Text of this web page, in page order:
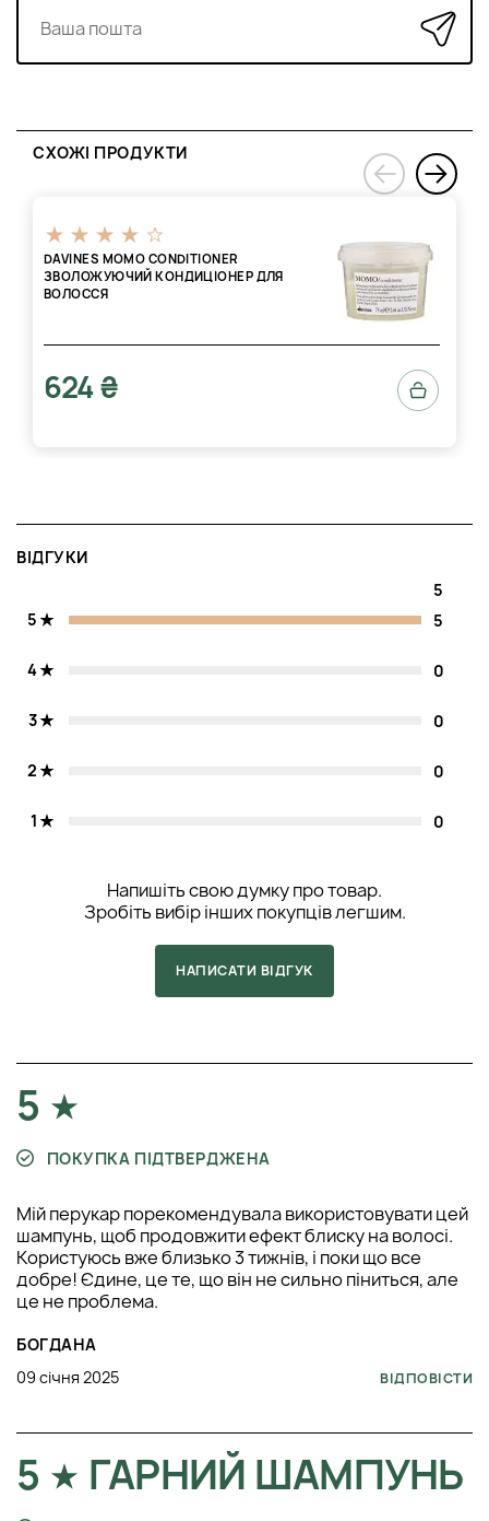
СХОЖІ ПРОДУКТИ
DAVINES MOMO CONDITIONER
ЗВОЛОЖУЮЧИЙ КОНДИЦІОНЕР ДЛЯ
ВОЛОССЯ
624 ₴
‹
›
ВІДГУКИ
5
5
5
4 0
3 0
2 0
1 0
Напишіть свою думку про товар.
Зробіть вибір інших покупців легшим.
НАПИСАТИ ВІДГУК
5
ПОКУПКА ПІДТВЕРДЖЕНА
Мій перукар порекомендувала використовувати цей
шампунь, щоб продовжити ефект блиску на волосі.
Користуюсь вже близько 3 тижнів, і поки що все
добре! Єдине, це те, що він не сильно піниться, але
це не проблема.
БОГДАНА
09 січня 2025
ВІДПОВІСТИ
5 ГАРНИЙ ШАМПУНЬ